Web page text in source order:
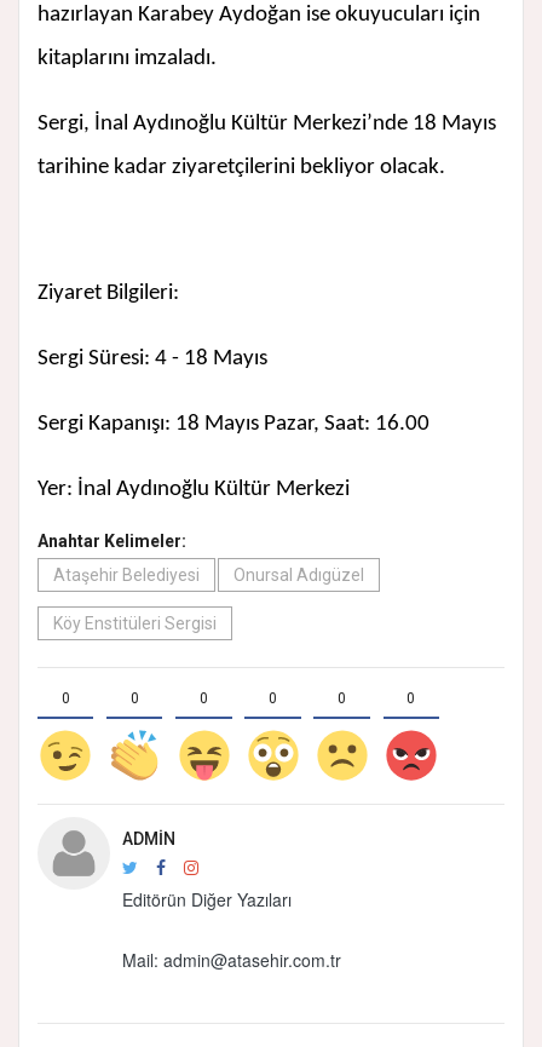
hazırlayan Karabey Aydoğan ise okuyucuları için
kitaplarını imzaladı.
Sergi, İnal Aydınoğlu Kültür Merkezi’nde 18 Mayıs
tarihine kadar ziyaretçilerini bekliyor olacak.
Ziyaret Bilgileri:
Sergi Süresi: 4 - 18 Mayıs
Sergi Kapanışı: 18 Mayıs Pazar, Saat: 16.00
Yer: İnal Aydınoğlu Kültür Merkezi
Anahtar Kelimeler:
Ataşehir Belediyesi
Onursal Adıgüzel
Köy Enstitüleri Sergisi
0 0 0 0 0 0
ADMIN
Editörün Diğer Yazıları
Mail: admin@atasehir.com.tr